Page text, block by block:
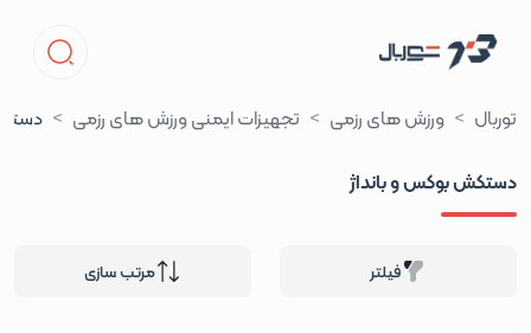
توربال ورزش های رزمی تجهیزات ایمنی ورزش های رزمی
دستکش بوکس و بانداژ
فیلتر مرتب سازی